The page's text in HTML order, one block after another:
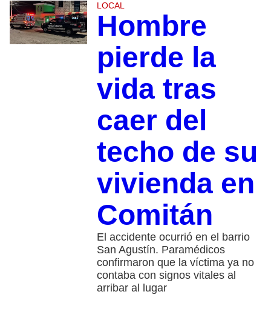
LOCAL
Hombre
pierde la
vida tras
caer del
techo de su
vivienda en
Comitán
El accidente ocurrió en el barrio
San Agustín. Paramédicos
confirmaron que la víctima ya no
contaba con signos vitales al
arribar al lugar